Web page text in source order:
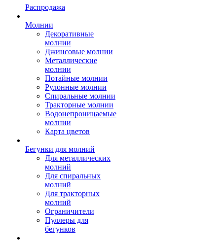
Распродажа
Молнии
Декоративные
молнии
Джинсовые молнии
Металлические
молнии
Потайные молнии
Рулонные молнии
Спиральные молнии
Тракторные молнии
Водонепроницаемые
молнии
Карта цветов
Бегунки для молний
Для металлических
молний
Для спиральных
молний
Для тракторных
молний
Ограничители
Пуллеры для
бегунков